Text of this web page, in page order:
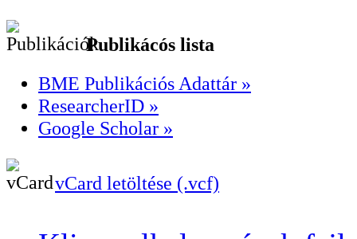
Publikácós lista
BME Publikációs Adattár »
ResearcherID »
Google Scholar »
vCard letöltése (.vcf)